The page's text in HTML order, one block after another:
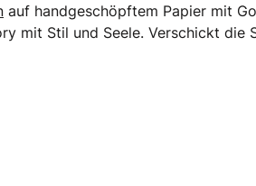
auf handgeschöpftem Papier mit
mit Stil und Seele. Verschickt